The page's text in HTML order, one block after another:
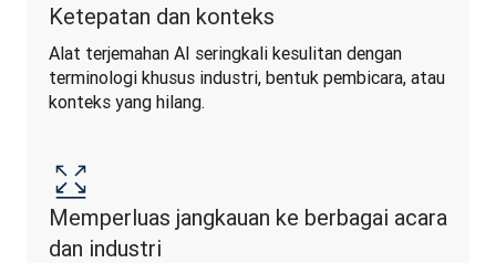
Ketepatan dan konteks
Alat terjemahan AI seringkali kesulitan dengan
terminologi khusus industri, bentuk pembicara, atau
konteks yang hilang.
Memperluas jangkauan ke berbagai acara
dan industri